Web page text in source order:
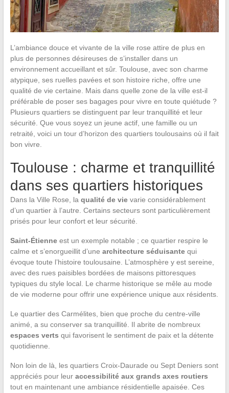
L’ambiance douce et vivante de la ville rose attire de plus en
plus de personnes désireuses de s’installer dans un
environnement accueillant et sûr. Toulouse, avec son charme
atypique, ses ruelles pavées et son histoire riche, offre une
qualité de vie certaine. Mais dans quelle zone de la ville est-il
préférable de poser ses bagages pour vivre en toute quiétude ?
Plusieurs quartiers se distinguent par leur tranquillité et leur
sécurité. Que vous soyez un jeune actif, une famille ou un
retraité, voici un tour d’horizon des quartiers toulousains où il fait
bon vivre.
Toulouse : charme et tranquillité
dans ses quartiers historiques
Dans la Ville Rose, la qualité de vievarie considérablement
d’un quartier à l’autre. Certains secteurs sont particulièrement
prisés pour leur confort et leur sécurité.
Saint-Étienneest un exemple notable ; ce quartier respire le
calme et s’enorgueillit d’une architecture séduisantequi
évoque toute l’histoire toulousaine. L’atmosphère y est sereine,
avec des rues paisibles bordées de maisons pittoresques
typiques du style local. Le charme historique se mêle au mode
de vie moderne pour offrir une expérience unique aux résidents.
Le quartier des Carmélites, bien que proche du centre-ville
animé, a su conserver sa tranquillité. Il abrite de nombreux
espaces verts qui favorisent le sentiment de paix et la détente
quotidienne.
Non loin de là, les quartiers Croix-Daurade ou Sept Deniers sont
appréciés pour leur accessibilité aux grands axes routiers
tout en maintenant une ambiance résidentielle apaisée. Ces